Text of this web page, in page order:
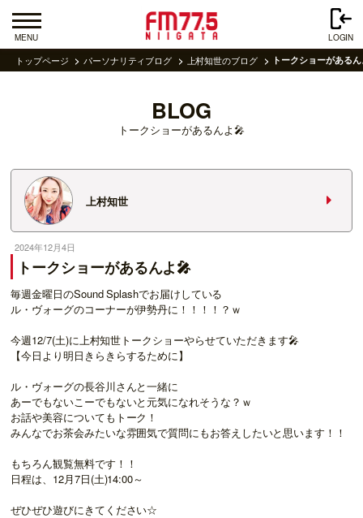
MENU LOGIN
トップページ パーソナリティブログ 上村知世のブログ トークショーがある
BLOG
トークショーがあるんよ🎤
上村知世
2024年12月4日
トークショーがあるんよ🎤
毎週金曜日のSound Splashでお届けしている
ル・ヴォーグのコーナーが伊勢丹に！！！！？ｗ
今週12/7(土)に上村知世トークショーやらせていただきます🎤
【今日より明日きらきらするために】
ル・ヴォーグの長谷川さんと一緒に
あーでもないこーでもないと元気になれそうな？ｗ
お話や美容についてもトーク！
みんなでお茶会みたいな雰囲気で質問にもお答えしたいと思います！！
もちろん観覧無料です！！
日程は、12月7日(土)14:00～
ぜひぜひ遊びにきてください☆